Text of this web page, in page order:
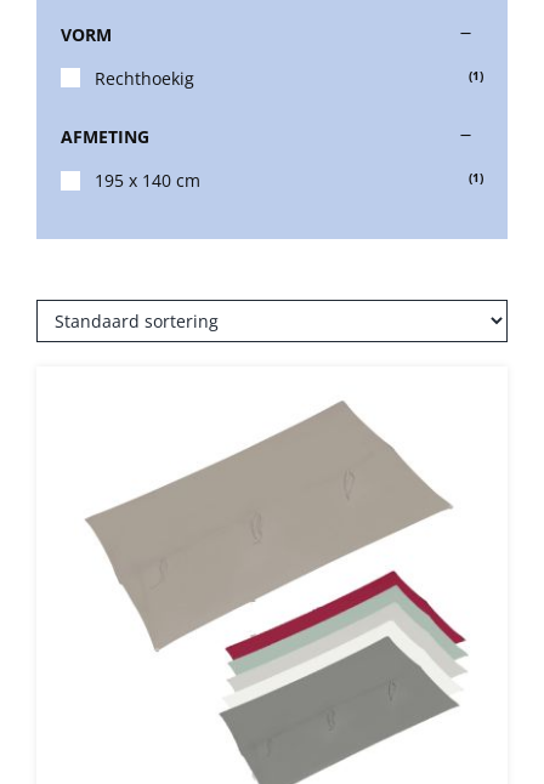
Snel leverbaar
Glatz parasoldoeken
Glatz stofstalen collectie Sampleboeken
Umbrosa en Paraflex parasoldoeken
VORM
Rechthoekig
(1)
AFMETING
195 x 140 cm
(1)